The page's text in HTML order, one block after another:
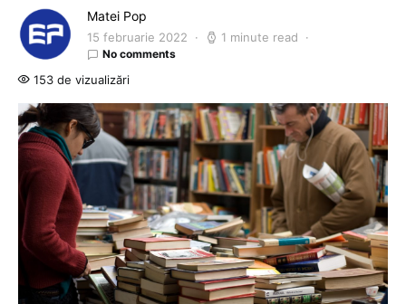
Matei Pop
15 februarie 2022 1 minute read
No comments
153 de vizualizări